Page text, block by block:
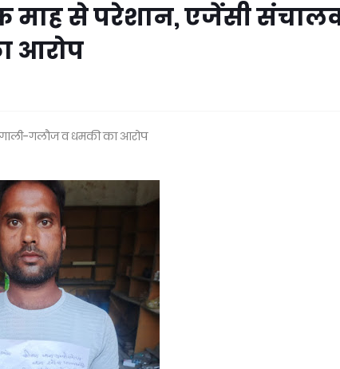
से परेशान, एजेंसी
आरोप
गलौज व धमकी का आरोप